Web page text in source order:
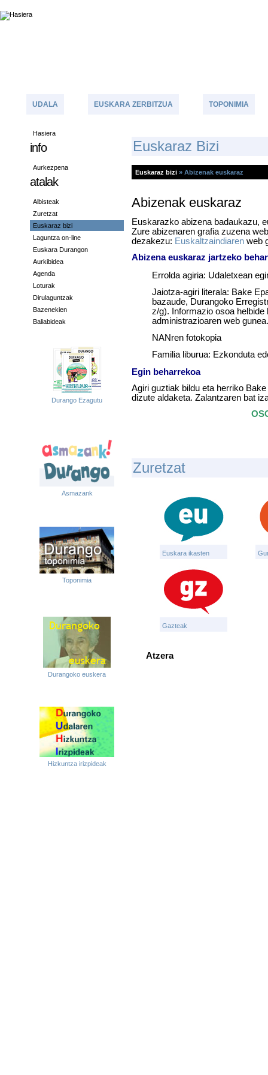
UDALA EUSKARA ZERBITZUA TOPONIMIA
Hasiera
info
Aurkezpena
atalak
Albisteak
Zuretzat
Euskaraz bizi
Laguntza on-line
Euskara Durangon
Aurkibidea
Agenda
Loturak
Dirulaguntzak
Bazenekien
Baliabideak
Durango Ezagutu
Asmazank
Toponimia
Durangoko euskera
Hizkuntza irizpideak
EUskaraz Bizi
Euskaraz bizi » Abizenak euskaraz
Abizenak euskaraz
Euskarazko abizena badaukazu,
Zure abizenaren grafia zuzena
dezakezu: Euskaltzaindiaren web
Abizena euskaraz jartzeko
Errolda agiria: Udaletxean
Jaiotza-agiri literala: Bake
bazaude, Durangoko
z/g). Informazio osoa
administrazioaren web gunea.
NANren fotokopia
Familia liburua: Ezkonduta
Egin beharrekoa
Agiri guztiak bildu eta herriko
dizute aldaketa. Zalantzaren bat
Zuretzat
Euskara ikasten
Gazteak
Atzera